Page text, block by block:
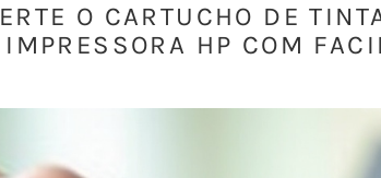
O CARTUCHO DE
IMPRESSORA HP COM